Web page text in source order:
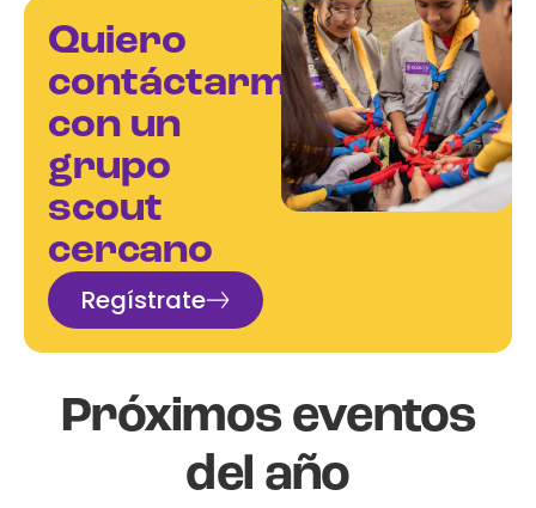
Quiero
contáctarme
con un
grupo
scout
cercano
Regístrate
Próximos eventos
del año